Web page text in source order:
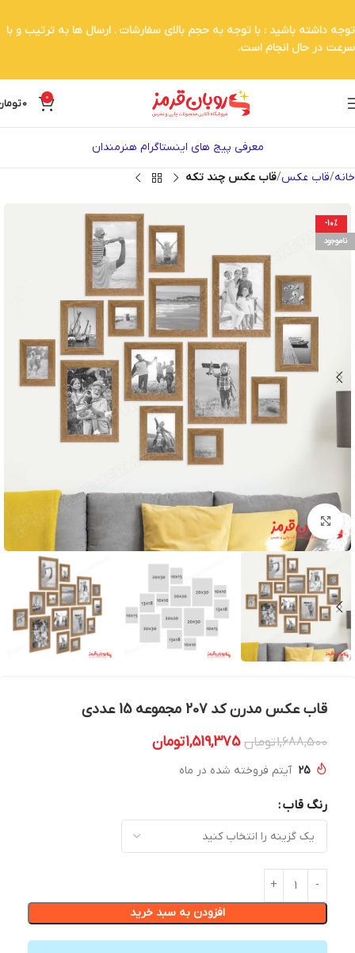
0
0
معرفی پیج های اینستاگرام هنرمندان
خانه قاب عکس قاب عکس چند تکه
-10%
ناموجود
بزرگنمایی تصویر
قاب عکس مدرن کد 207 مجموعه 15 عددی
1,688,500تومان 1,519,375تومان
25 آیتم فروخته شده در ماه
رنگ قاب
افزودن به سبد خرید
توجه داشته باشید : با توجه به حجم بالای سفارشات . ارسال ها به ترتیب و با
سرعت در حال انجام است.